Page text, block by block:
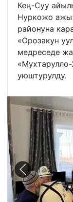
Кең-Суу
Нуркожо
районуна
«Орозакун
медреседе
уюштурулду.